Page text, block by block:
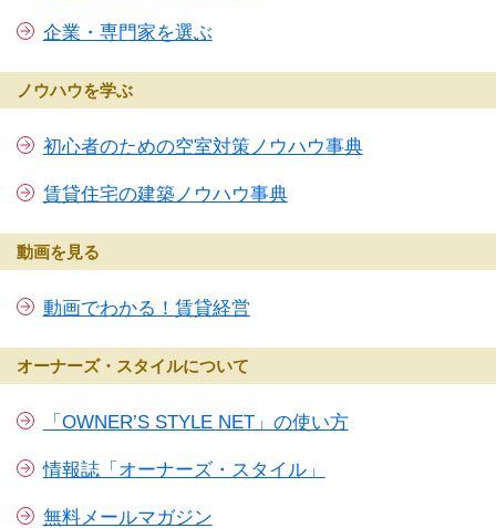
企業・専門家を選ぶ
ノウハウを学ぶ
初心者のための空室対策ノウハウ事典
賃貸住宅の建築ノウハウ事典
動画を見る
動画でわかる！賃貸経営
オーナーズ・スタイルについて
「OWNER’S STYLE NET」の使い方
情報誌「オーナーズ・スタイル」
無料メールマガジン